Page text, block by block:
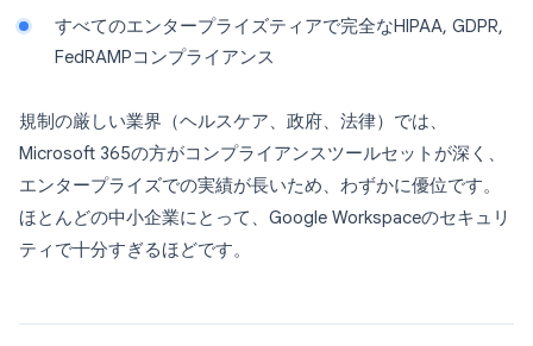
すべてのエンタープライズティアで完全なHIPAA, GDPR,
FedRAMPコンプライアンス
規制の厳しい業界（ヘルスケア、政府、法律）では、
Microsoft 365の方がコンプライアンスツールセットが深く、
エンタープライズでの実績が長いため、わずかに優位です。
ほとんどの中小企業にとって、Google Workspaceのセキュリ
ティで十分すぎるほどです。